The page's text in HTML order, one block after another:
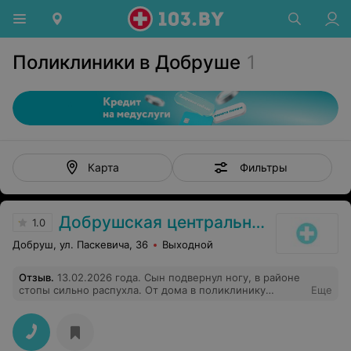
Поликлиники в Добруше 1
Карта Фильтры
1.0 Добрушская центральная районная поликлиника
Добруш, ул. Паскевича, 36 Выходной
Отзыв. 13.02.2026 года. Сын подвернул ногу, в районе
стопы сильно распухла. От дома в поликлинику
к хирургу с готовым снимком, чтобы его отправили
ковылять с больной ногой в приемный покой в
больницу на осмотр к врачу! Потом вернуться в
Еще